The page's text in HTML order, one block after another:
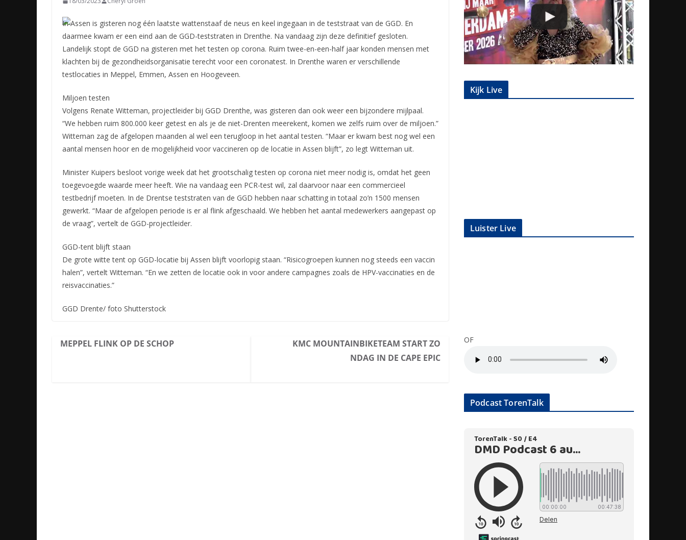
In Assen is gisteren nog één laatste wattenstaaf de neus en keel ingegaan in de teststraat van de GGD. En
daarmee kwam er een eind aan de GGD-teststraten in Drenthe. Na vandaag zijn deze definitiefgesloten.
Landelijk stopt de GGD na gisteren met het testen op corona. Ruim twee-en-een-half jaar konden mensen met
klachten bij de gezondheidsorganisatie terecht voor een coronatest. In Drenthe waren er verschillende
testlocaties in Meppel, Emmen, Assen en Hoogeveen.
Miljoen testen
Volgens Renate Witteman, projectleider bij GGD Drenthe, was gisteren dan ook weer een bijzondere mijlpaal.
“We hebben ruim 800.000 keer getest en als je de niet-Drenten meerekent, komen we zelfs ruim over de miljoen.”
Witteman zag de afgelopen maanden al wel een terugloop in het aantal testen. “Maar er kwam best nog wel een
aantal mensen hoor en de mogelijkheid voor vaccineren op de locatie in Assen blijft”, zo legt Witteman uit.
Minister Kuipers besloot vorige week dat het grootschalig testen op corona niet meer nodig is, omdat het geen
toegevoegde waarde meer heeft. Wie na vandaag een PCR-test wil, zal daarvoor naar een commercieel
testbedrijf moeten. In de Drentse teststraten van de GGD hebben naar schatting in totaal zo’n 1500 mensen
gewerkt. “Maar de afgelopen periode is er al flink afgeschaald. We hebben het aantal medewerkers aangepast op
de vraag”, vertelt de GGD-projectleider.
GGD-tent blijft staan
De grote witte tent op GGD-locatie bij Assen blijft voorlopig staan. “Risicogroepen kunnen nog steeds een vaccin
halen”, vertelt Witteman. “En we zetten de locatie ook in voor andere campagnes zoals de HPV-vaccinaties en de
reisvaccinaties.”
GGD Drente/ foto Shutterstock
MEPPEL FLINK OP DE SCHOP
KMC MOUNTAINBIKETEAM START ZO
NDAG IN DE CAPE EPIC
Kijk Live
Luister Live
OF
Podcast TorenTalk